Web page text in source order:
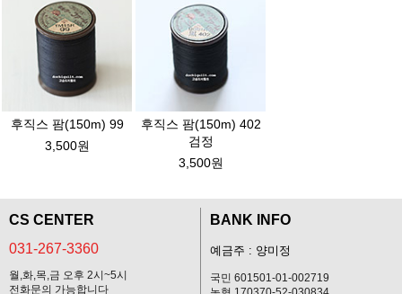
후직스 팜(150m) 99
3,500원
후직스 팜(150m) 402
검정
3,500원
CS CENTER
031-267-3360
월,화,목,금 오후 2시~5시
전화문의 가능합니다
BANK INFO
예금주 : 양미정
국민 601501-01-002719